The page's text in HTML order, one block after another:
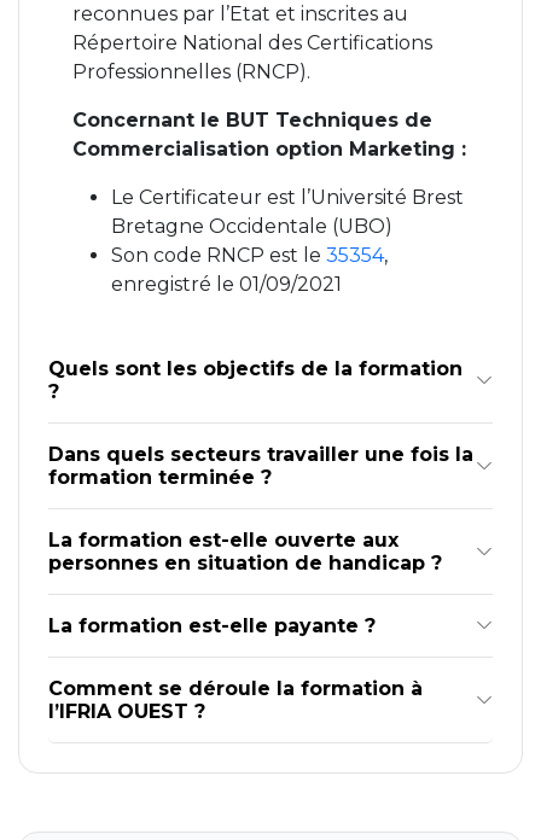
reconnues par l’Etat et inscrites au
Répertoire National des Certifications
Professionnelles (RNCP).
Concernant le BUT Techniques de
Commercialisation option Marketing :
Le Certificateur est l’Université Brest
Bretagne Occidentale (UBO)
Son code RNCP est le 35354,
enregistré le 01/09/2021
Quels sont les objectifs de la formation
?
Dans quels secteurs travailler une fois la
formation terminée ?
La formation est-elle ouverte aux
personnes en situation de handicap ?
La formation est-elle payante ?
Comment se déroule la formation à
l’IFRIA OUEST ?